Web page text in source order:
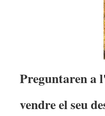
Preguntaren a
vendre el seu